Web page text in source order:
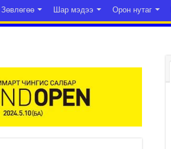
Зөвлөгөө Шар мэдээ Орон нутаг